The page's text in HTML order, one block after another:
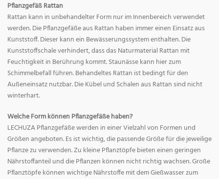
Pflanzgefäß Rattan
Rattan kann in unbehandelter Form nur im Innenbereich verwendet
werden. Die Pflanzgefäße aus Rattan haben immer einen Einsatz aus
Kunststoff. Dieser kann ein Bewässerungssystem enthalten. Die
Kunststoffschale verhindert, dass das Naturmaterial Rattan mit
Feuchtigkeit in Berührung kommt. Staunässe kann hier zum
Schimmelbefall führen. Behandeltes Rattan ist bedingt für den
Außeneinsatz nutzbar. Die Kübel und Schalen aus Rattan sind nicht
winterhart.
Welche Form können Pflanzgefäße haben?
LECHUZA Pflanzgefäße werden in einer Vielzahl von Formen und
Größen angeboten. Es ist wichtig, die passende Größe für die jeweilige
Pflanze zu verwenden. Zu kleine Pflanztöpfe bieten einen geringen
Nährstoffanteil und die Pflanzen können nicht richtig wachsen. Große
Pflanztöpfe können wichtige Nährstoffe mit dem Gießwasser zum